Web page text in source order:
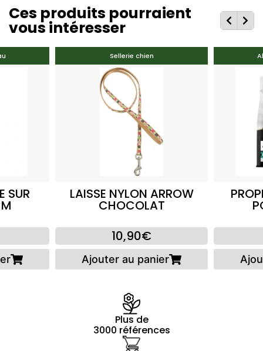
Ces produits pourraient
vous intéresser
SUR
Sellerie chien
LAISSE NYLON ARROW
CHOCOLAT
10,90€
Ajouter au panier
Plus de
3000 références